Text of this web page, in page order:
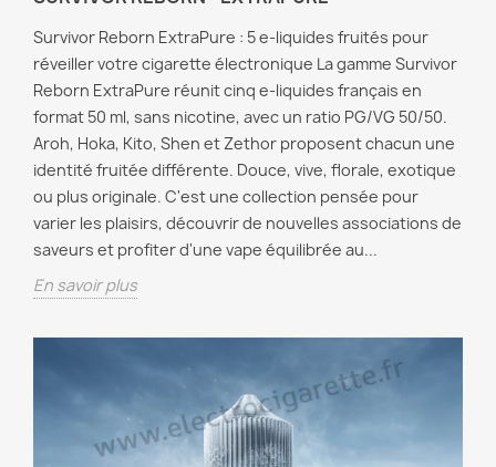
Survivor Reborn ExtraPure : 5 e-liquides fruités pour
réveiller votre cigarette électronique La gamme Survivor
Reborn ExtraPure réunit cinq e-liquides français en
format 50 ml, sans nicotine, avec un ratio PG/VG 50/50.
Aroh, Hoka, Kito, Shen et Zethor proposent chacun une
identité fruitée différente. Douce, vive, florale, exotique
ou plus originale. C'est une collection pensée pour
varier les plaisirs, découvrir de nouvelles associations de
saveurs et profiter d'une vape équilibrée au...
En savoir plus